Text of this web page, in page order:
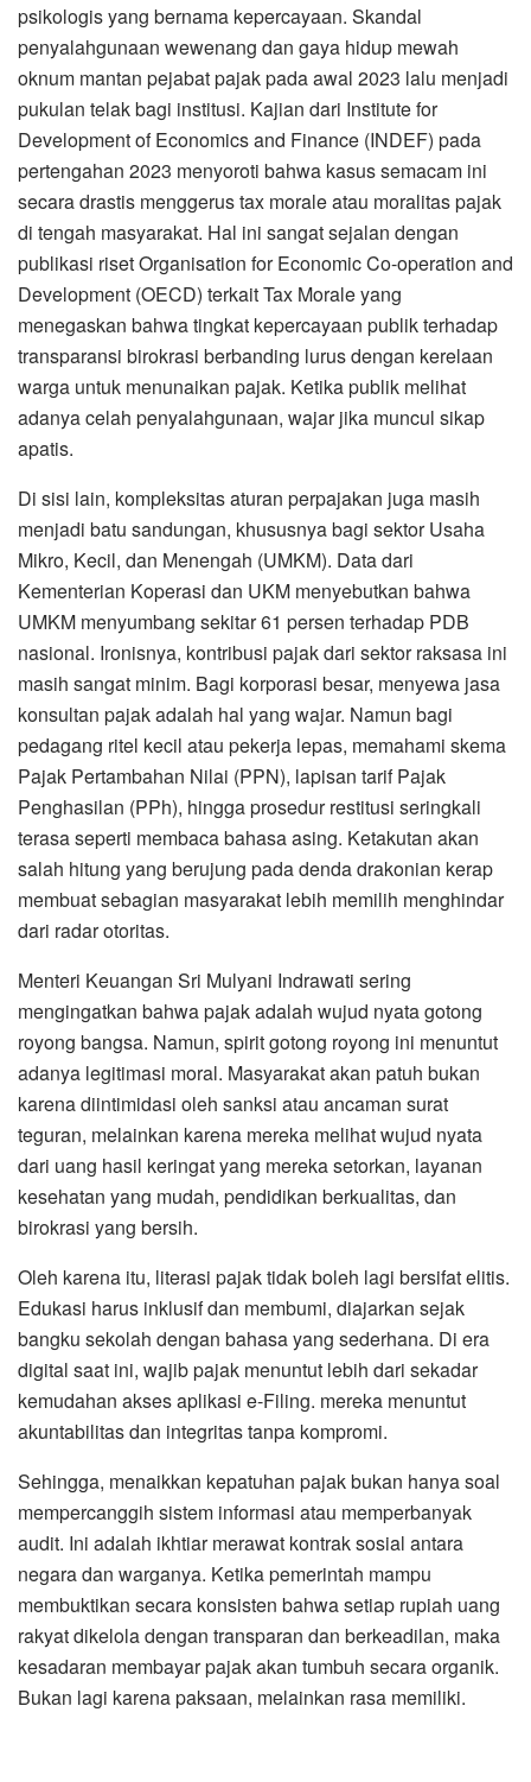
psikologis yang bernama kepercayaan. Skandal
penyalahgunaan wewenang dan gaya hidup mewah
oknum mantan pejabat pajak pada awal 2023 lalu menjadi
pukulan telak bagi institusi. Kajian dari Institute for
Development of Economics and Finance (INDEF) pada
pertengahan 2023 menyoroti bahwa kasus semacam ini
secara drastis menggerus tax morale atau moralitas pajak
di tengah masyarakat. Hal ini sangat sejalan dengan
publikasi riset Organisation for Economic Co-operation and
Development (OECD) terkait Tax Morale yang
menegaskan bahwa tingkat kepercayaan publik terhadap
transparansi birokrasi berbanding lurus dengan kerelaan
warga untuk menunaikan pajak. Ketika publik melihat
adanya celah penyalahgunaan, wajar jika muncul sikap
apatis.
​Di sisi lain, kompleksitas aturan perpajakan juga masih
menjadi batu sandungan, khususnya bagi sektor Usaha
Mikro, Kecil, dan Menengah (UMKM). Data dari
Kementerian Koperasi dan UKM menyebutkan bahwa
UMKM menyumbang sekitar 61 persen terhadap PDB
nasional. Ironisnya, kontribusi pajak dari sektor raksasa ini
masih sangat minim. Bagi korporasi besar, menyewa jasa
konsultan pajak adalah hal yang wajar. Namun bagi
pedagang ritel kecil atau pekerja lepas, memahami skema
Pajak Pertambahan Nilai (PPN), lapisan tarif Pajak
Penghasilan (PPh), hingga prosedur restitusi seringkali
terasa seperti membaca bahasa asing. Ketakutan akan
salah hitung yang berujung pada denda drakonian kerap
membuat sebagian masyarakat lebih memilih menghindar
dari radar otoritas.
​Menteri Keuangan Sri Mulyani Indrawati sering
mengingatkan bahwa pajak adalah wujud nyata gotong
royong bangsa. Namun, spirit gotong royong ini menuntut
adanya legitimasi moral. Masyarakat akan patuh bukan
karena diintimidasi oleh sanksi atau ancaman surat
teguran, melainkan karena mereka melihat wujud nyata
dari uang hasil keringat yang mereka setorkan, layanan
kesehatan yang mudah, pendidikan berkualitas, dan
birokrasi yang bersih.
​Oleh karena itu, literasi pajak tidak boleh lagi bersifat elitis.
Edukasi harus inklusif dan membumi, diajarkan sejak
bangku sekolah dengan bahasa yang sederhana. Di era
digital saat ini, wajib pajak menuntut lebih dari sekadar
kemudahan akses aplikasi e-Filing. mereka menuntut
akuntabilitas dan integritas tanpa kompromi.
​Sehingga, menaikkan kepatuhan pajak bukan hanya soal
mempercanggih sistem informasi atau memperbanyak
audit. Ini adalah ikhtiar merawat kontrak sosial antara
negara dan warganya. Ketika pemerintah mampu
membuktikan secara konsisten bahwa setiap rupiah uang
rakyat dikelola dengan transparan dan berkeadilan, maka
kesadaran membayar pajak akan tumbuh secara organik.
Bukan lagi karena paksaan, melainkan rasa memiliki.